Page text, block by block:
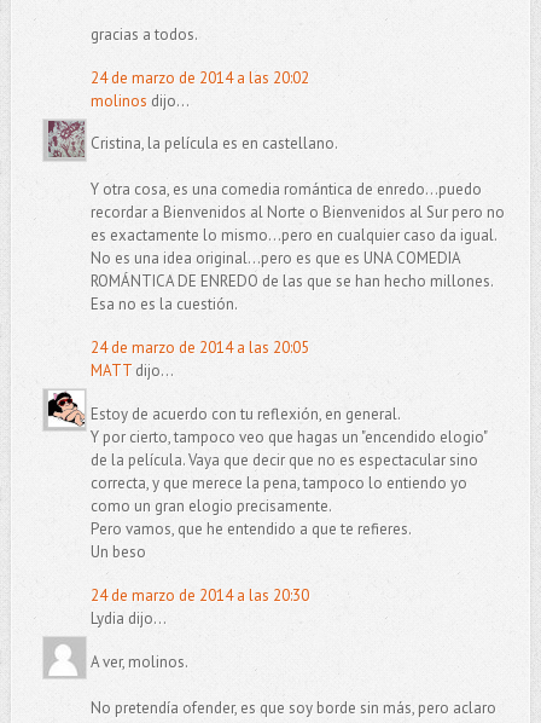
gracias a todos.
24 de marzo de 2014 a las 20:02
molinos dijo...
Cristina, la película es en castellano.
Y otra cosa, es una comedia romántica de enredo...puedo
recordar a Bienvenidos al Norte o Bienvenidos al Sur pero no
es exactamente lo mismo...pero en cualquier caso da igual.
No es una idea original...pero es que es UNA COMEDIA
ROMÁNTICA DE ENREDO de las que se han hecho millones.
Esa no es la cuestión.
24 de marzo de 2014 a las 20:05
MATTdijo...
Estoy de acuerdo con tu reflexión, en general.
Y por cierto, tampoco veo que hagas un "encendido elogio"
de la película. Vaya que decir que no es espectacular sino
correcta, y que merece la pena, tampoco lo entiendo yo
como un gran elogio precisamente.
Pero vamos, que he entendido a que te refieres.
Un beso
24 de marzo de 2014 a las 20:30
Lydia dijo...
A ver, molinos.
No pretendía ofender, es que soy borde sin más, pero aclaro